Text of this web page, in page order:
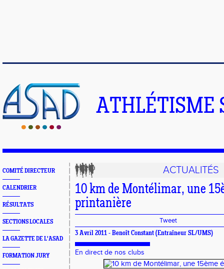
ATHLÉTISME
COMITÉ DIRECTEUR
CALENDRIER
RÉSULTATS
SECTIONS LOCALES
LA GAZETTE DE L'ASAD
FORMATION JURY
ACTUALITÉS
10 km de Montélimar, une
printanière
Tweet
3 Avril 2011 - Benoît Constant (Entraîneur SL/UMS)
En direct de nos clubs